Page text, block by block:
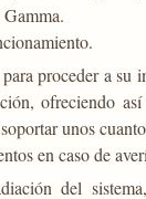
proceder a
ofreciendo
unos
en caso de
del